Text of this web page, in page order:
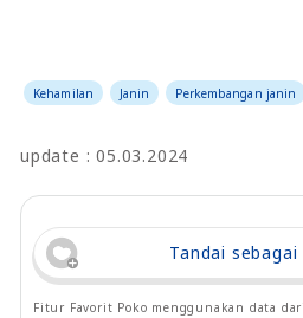
Kehamilan Janin Perkembangan janin
update : 05.03.2024
Tandai
Fitur Favorit Poko menggunakan data